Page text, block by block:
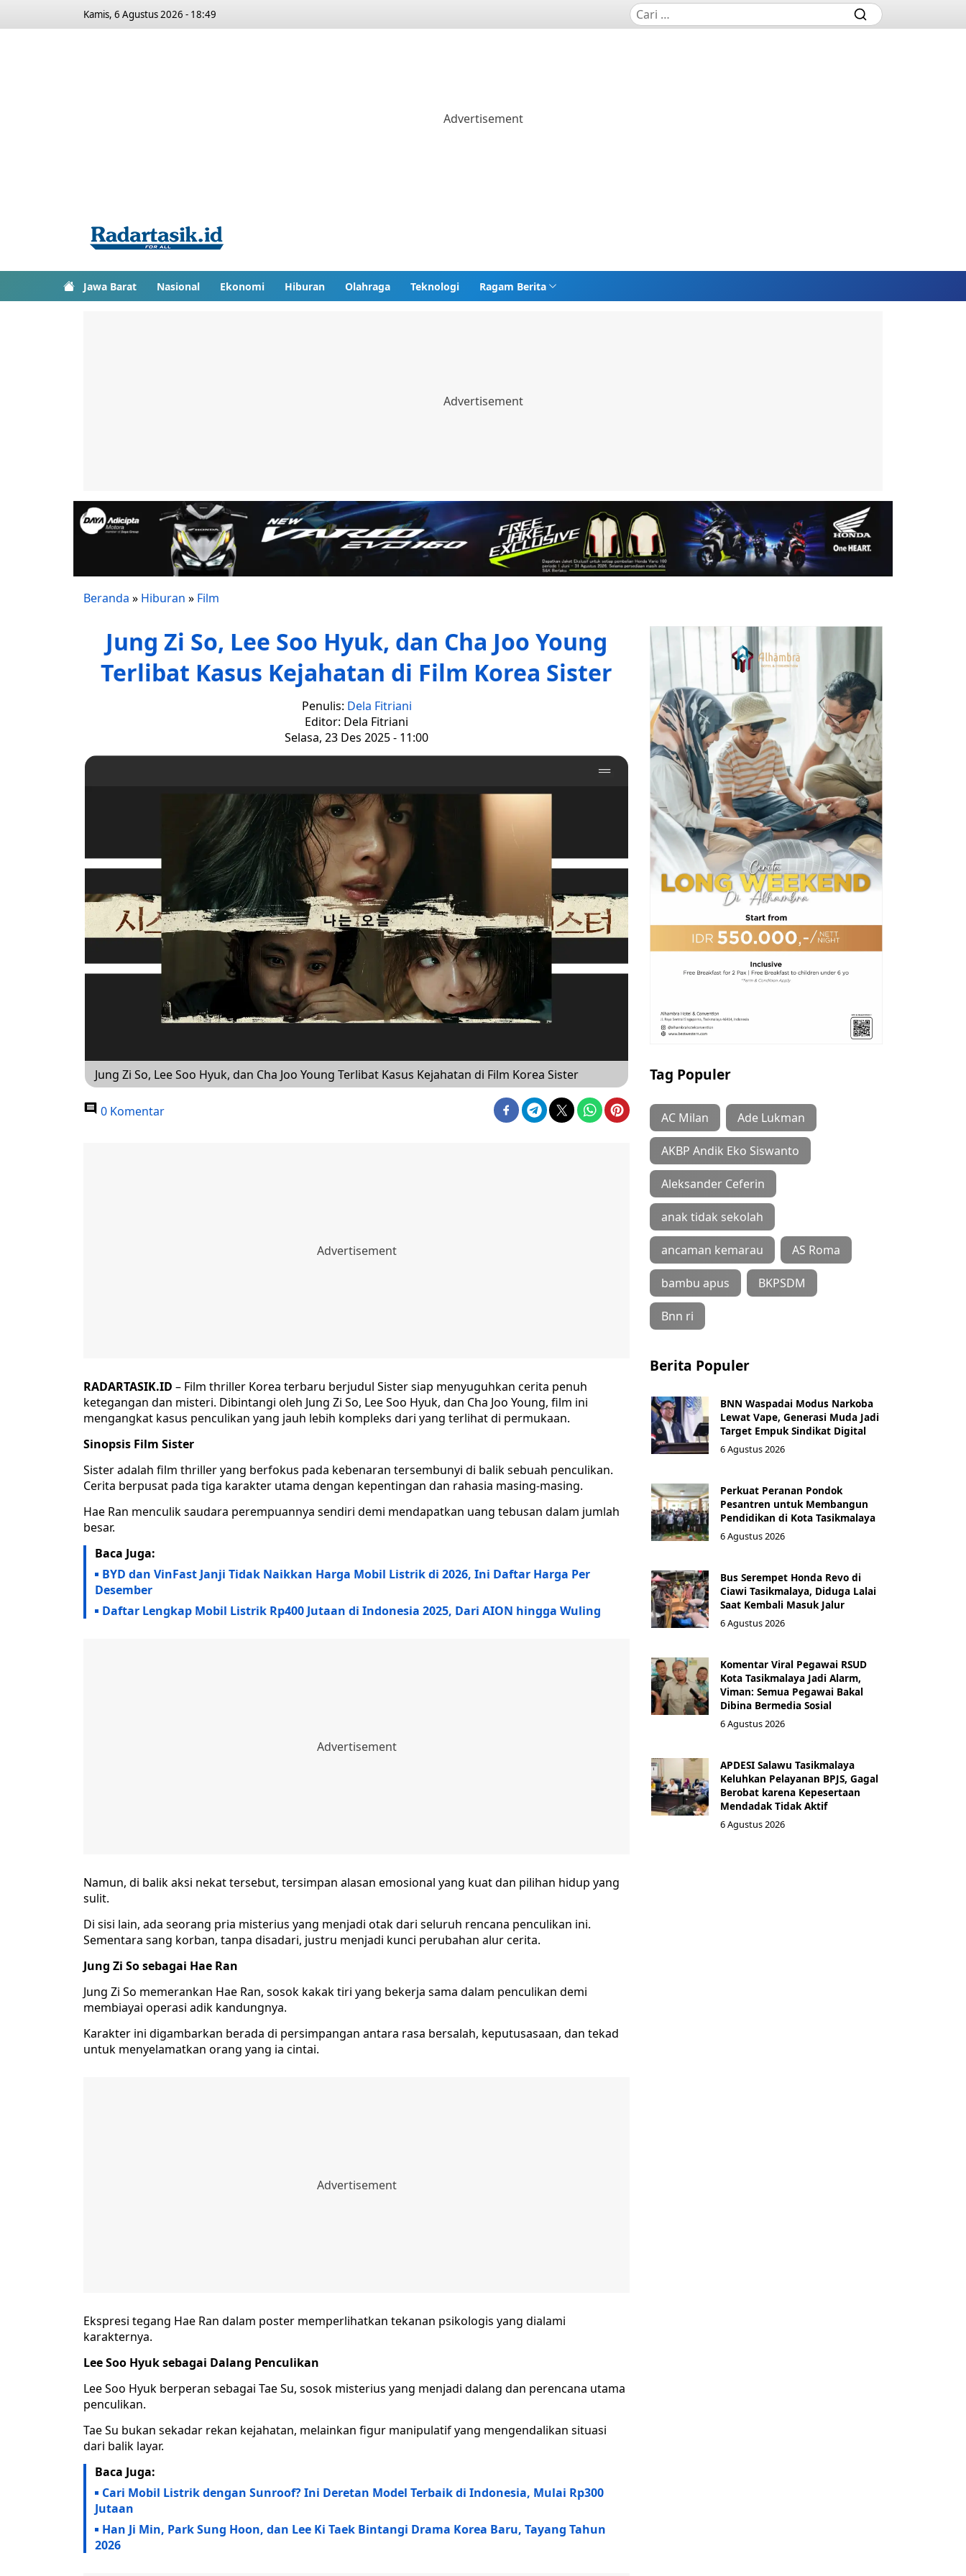
Kamis, 6 Agustus 2026 - 18:49
Jawa Barat Nasional Ekonomi Hiburan Olahraga Teknologi Ragam Berita
Beranda » Hiburan » Film
Jung Zi So, Lee Soo Hyuk, dan Cha Joo Young
Terlibat Kasus Kejahatan di Film Korea Sister
Penulis: Dela Fitriani
Editor: Dela Fitriani
Selasa, 23 Des 2025 - 11:00
Jung Zi So, Lee Soo Hyuk, dan Cha Joo Young Terlibat Kasus Kejahatan di Film Korea Sister
0 Komentar
RADARTASIK.ID – Film thriller Korea terbaru berjudul Sister siap menyuguhkan cerita penuh
ketegangan dan misteri. Dibintangi oleh Jung Zi So, Lee Soo Hyuk, dan Cha Joo Young, film ini
mengangkat kasus penculikan yang jauh lebih kompleks dari yang terlihat di permukaan.
Sinopsis Film Sister
Sister adalah film thriller yang berfokus pada kebenaran tersembunyi di balik sebuah penculikan.
Cerita berpusat pada tiga karakter utama dengan kepentingan dan rahasia masing-masing.
Hae Ran menculik saudara perempuannya sendiri demi mendapatkan uang tebusan dalam jumlah
besar.
Baca Juga:
BYD dan VinFast Janji Tidak Naikkan Harga Mobil Listrik di 2026, Ini Daftar Harga Per
Desember
Daftar Lengkap Mobil Listrik Rp400 Jutaan di Indonesia 2025, Dari AION hingga Wuling
Namun, di balik aksi nekat tersebut, tersimpan alasan emosional yang kuat dan pilihan hidup yang
sulit.
Di sisi lain, ada seorang pria misterius yang menjadi otak dari seluruh rencana penculikan ini.
Sementara sang korban, tanpa disadari, justru menjadi kunci perubahan alur cerita.
Jung Zi So sebagai Hae Ran
Jung Zi So memerankan Hae Ran, sosok kakak tiri yang bekerja sama dalam penculikan demi
membiayai operasi adik kandungnya.
Karakter ini digambarkan berada di persimpangan antara rasa bersalah, keputusasaan, dan tekad
untuk menyelamatkan orang yang ia cintai.
Ekspresi tegang Hae Ran dalam poster memperlihatkan tekanan psikologis yang dialami
karakternya.
Lee Soo Hyuk sebagai Dalang Penculikan
Lee Soo Hyuk berperan sebagai Tae Su, sosok misterius yang menjadi dalang dan perencana utama
penculikan.
Tae Su bukan sekadar rekan kejahatan, melainkan figur manipulatif yang mengendalikan situasi
dari balik layar.
Baca Juga:
Cari Mobil Listrik dengan Sunroof? Ini Deretan Model Terbaik di Indonesia, Mulai Rp300
Jutaan
Han Ji Min, Park Sung Hoon, dan Lee Ki Taek Bintangi Drama Korea Baru, Tayang Tahun
2026
Tag Populer
AC Milan Ade Lukman
AKBP Andik Eko Siswanto
Aleksander Ceferin
anak tidak sekolah
ancaman kemarau AS Roma
bambu apus BKPSDM
Bnn ri
Berita Populer
BNN Waspadai Modus Narkoba
Lewat Vape, Generasi Muda Jadi
Target Empuk Sindikat Digital
6 Agustus 2026
Perkuat Peranan Pondok
Pesantren untuk Membangun
Pendidikan di Kota Tasikmalaya ‎
6 Agustus 2026
Bus Serempet Honda Revo di
Ciawi Tasikmalaya, Diduga Lalai
Saat Kembali Masuk Jalur
6 Agustus 2026
Komentar Viral Pegawai RSUD
Kota Tasikmalaya Jadi Alarm,
Viman: Semua Pegawai Bakal
Dibina Bermedia Sosial
6 Agustus 2026
APDESI Salawu Tasikmalaya
Keluhkan Pelayanan BPJS, Gagal
Berobat karena Kepesertaan
Mendadak Tidak Aktif
6 Agustus 2026